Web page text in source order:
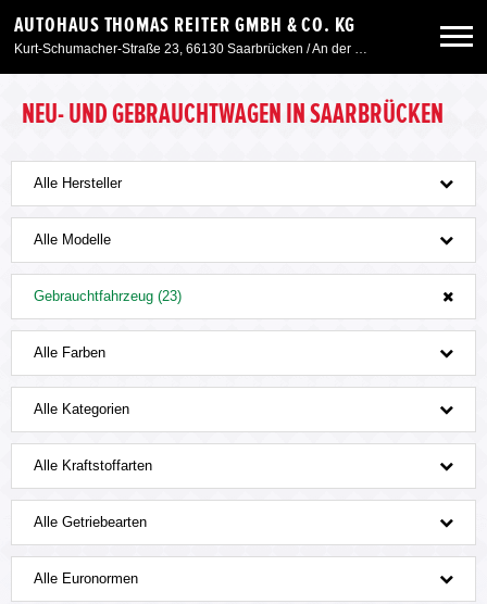
AUTOHAUS THOMAS REITER GMBH & CO. KG
Kurt-Schumacher-Straße 23, 66130 Saarbrücken / An der Windmühle 7, 66780 Siersburg
Neuwagen
Gebrauchtwagen
Angebote
Service & Zubehör
NEU- UND GEBRAUCHTWAGEN IN SAARBRÜCKEN
Alle Hersteller
Alle Modelle
Gebrauchtfahrzeug (23)
Alle Farben
Alle Kategorien
Alle Kraftstoffarten
Alle Getriebearten
Alle Euronormen